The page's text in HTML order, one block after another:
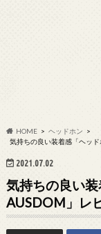
HOME
ヘッドホン
気持ちの良い装着感「ヘッド
2021.07.02
気持ちの良い
AUSDOM」レ